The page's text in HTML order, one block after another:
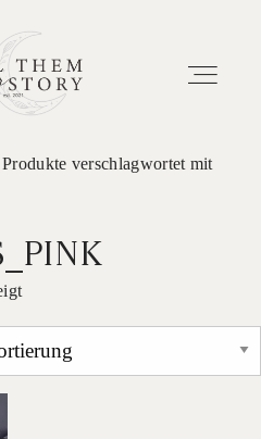
UNS
verschlagwortet mit